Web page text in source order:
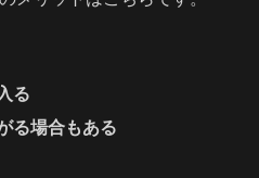
る
る場合もある